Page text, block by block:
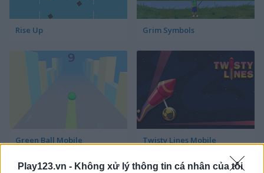
Play123.vn - Không xử lý thông tin cá nhân của tôi
Rise Up Grim Symbols
Green Ball Mobile Twisty Lines Mobile